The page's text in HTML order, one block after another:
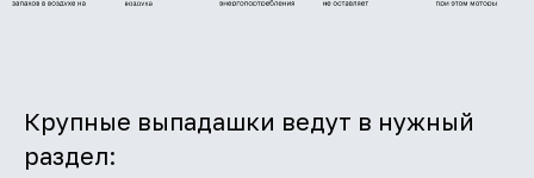
Крупные выпадашки ведут в нужный
раздел: